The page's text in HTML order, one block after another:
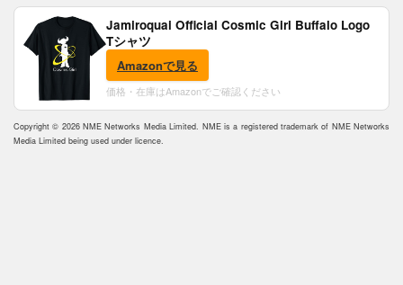
Jamiroquai Official Cosmic Girl Buffalo Logo
Tシャツ
Amazonで見る
価格・在庫はAmazonでご確認ください
Copyright © 2026 NME Networks Media Limited. NME is a registered trademark of NME Networks
Media Limited being used under licence.